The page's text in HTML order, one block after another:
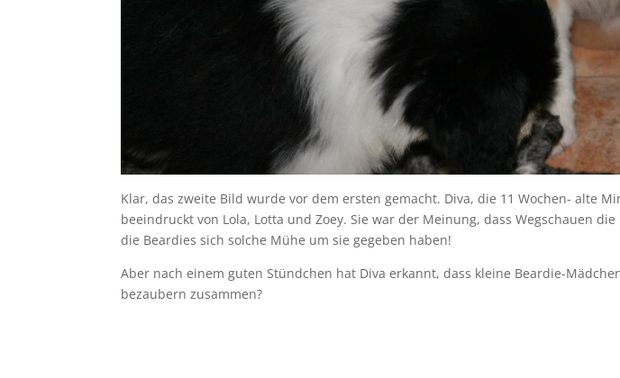
Klar, das zweite Bild wurde vor dem ersten gemacht. Diva, die 11 Wochen- alte
beeindruckt von Lola, Lotta und Zoey. Sie war der Meinung, dass Wegschauen
die Beardies sich solche Mühe um sie gegeben haben!
Aber nach einem guten Stündchen hat Diva erkannt, dass kleine Beardie-
bezaubern zusammen?